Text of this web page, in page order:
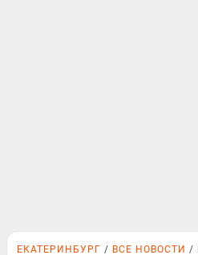
ЕКАТЕРИНБУРГ ВСЕ НОВОСТИ